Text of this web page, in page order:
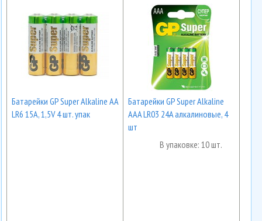
Батарейки GP Super Alkaline AA
LR6 15A, 1,5V 4 шт. упак
Батарейки GP Super Alkaline
AAA LR03 24A алкалиновые, 4
шт
В упаковке: 10 шт.